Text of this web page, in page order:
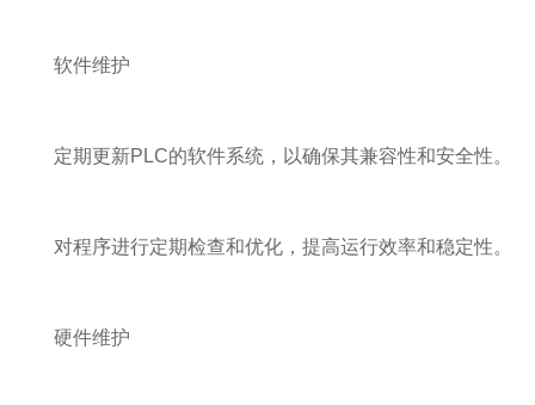
软件维护
定期更新PLC的软件系统，以确保其兼容性和安全性。
对程序进行定期检查和优化，提高运行效率和稳定性。
硬件维护